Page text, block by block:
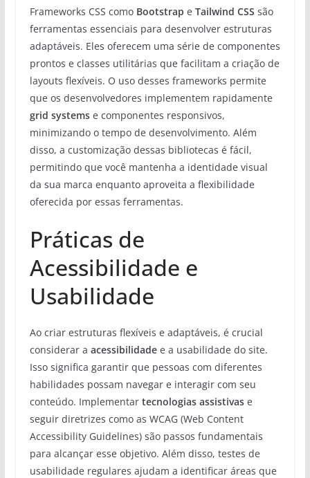
Frameworks CSS como Bootstrap e Tailwind CSS são
ferramentas essenciais para desenvolver estruturas
adaptáveis. Eles oferecem uma série de componentes
prontos e classes utilitárias que facilitam a criação de
layouts flexíveis. O uso desses frameworks permite
que os desenvolvedores implementem rapidamente
grid systemse componentes responsivos,
minimizando o tempo de desenvolvimento. Além
disso, a customização dessas bibliotecas é fácil,
permitindo que você mantenha a identidade visual
da sua marca enquanto aproveita a flexibilidade
oferecida por essas ferramentas.
Práticas de
Acessibilidade e
Usabilidade
Ao criar estruturas flexíveis e adaptáveis, é crucial
considerar a acessibilidadee a usabilidade do site.
Isso significa garantir que pessoas com diferentes
habilidades possam navegar e interagir com seu
conteúdo. Implementar tecnologias assistivase
seguir diretrizes como as WCAG (Web Content
Accessibility Guidelines) são passos fundamentais
para alcançar esse objetivo. Além disso, testes de
usabilidade regulares ajudam a identificar áreas que